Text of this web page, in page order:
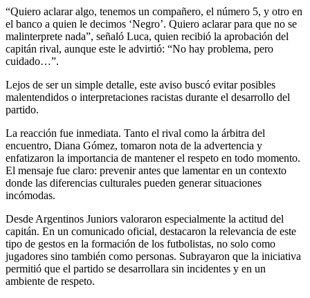
“Quiero aclarar algo, tenemos un compañero, el número 5, y otro en
el banco a quien le decimos ‘Negro’. Quiero aclarar para que no se
malinterprete nada”, señaló Luca, quien recibió la aprobación del
capitán rival, aunque este le advirtió: “No hay problema, pero
cuidado…”.
Lejos de ser un simple detalle, este aviso buscó evitar posibles
malentendidos o interpretaciones racistas durante el desarrollo del
partido.
La reacción fue inmediata. Tanto el rival como la árbitra del
encuentro, Diana Gómez, tomaron nota de la advertencia y
enfatizaron la importancia de mantener el respeto en todo momento.
El mensaje fue claro: prevenir antes que lamentar en un contexto
donde las diferencias culturales pueden generar situaciones
incómodas.
Desde Argentinos Juniors valoraron especialmente la actitud del
capitán. En un comunicado oficial, destacaron la relevancia de este
tipo de gestos en la formación de los futbolistas, no solo como
jugadores sino también como personas. Subrayaron que la iniciativa
permitió que el partido se desarrollara sin incidentes y en un
ambiente de respeto.